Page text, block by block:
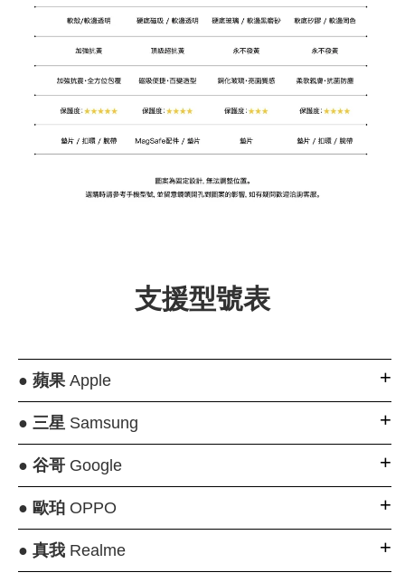
支援型號表
● 蘋果Apple
● 三星 Samsung
● 谷哥Google
● 歐珀OPPO
● 真我Realme